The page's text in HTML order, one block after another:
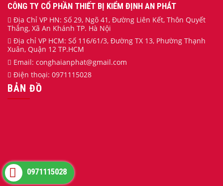
CÔNG TY CỔ PHẦN THIẾT BỊ KIỂM ĐỊNH AN PHÁT
Địa Chỉ VP HN: Số 29, Ngõ 41, Đường Liên Kết, Thôn Quyết
Thắng, Xã An Khánh TP. Hà Nội
Địa chỉ VP HCM: Số 116/61/3, Đường TX 13, Phường Thạnh
Xuân, Quận 12 TP.HCM
Email: conghaianphat@gmail.com
Điện thoại: 0971115028
BẢN ĐỒ
0971115028